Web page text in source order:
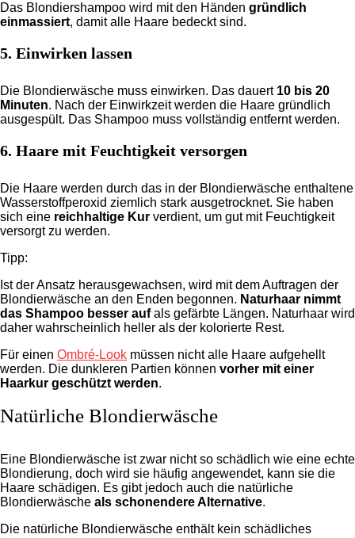
Das Blondiershampoo wird mit den Händen gründlich
einmassiert, damit alle Haare bedeckt sind.
5. Einwirken lassen
Die Blondierwäsche muss einwirken. Das dauert 10 bis 20
Minuten. Nach der Einwirkzeit werden die Haare gründlich
ausgespült. Das Shampoo muss vollständig entfernt werden.
6. Haare mit Feuchtigkeit versorgen
Die Haare werden durch das in der Blondierwäsche enthaltene
Wasserstoffperoxid ziemlich stark ausgetrocknet. Sie haben
sich eine reichhaltige Kur verdient, um gut mit Feuchtigkeit
versorgt zu werden.
Tipp:
Ist der Ansatz herausgewachsen, wird mit dem Auftragen der
Blondierwäsche an den Enden begonnen. Naturhaar nimmt
das Shampoo besser aufals gefärbte Längen. Naturhaar wird
daher wahrscheinlich heller als der kolorierte Rest.
Für einen Ombré-Look müssen nicht alle Haare aufgehellt
werden. Die dunkleren Partien können vorher mit einer
Haarkur geschützt werden.
Natürliche Blondierwäsche
Eine Blondierwäsche ist zwar nicht so schädlich wie eine echte
Blondierung, doch wird sie häufig angewendet, kann sie die
Haare schädigen. Es gibt jedoch auch die natürliche
Blondierwäsche als schonendere Alternative.
Die natürliche Blondierwäsche enthält kein schädliches